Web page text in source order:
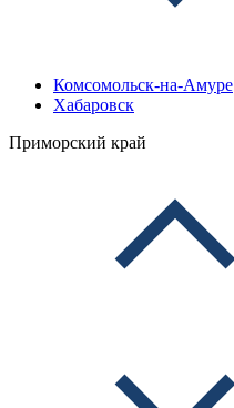
Комсомольск-на-Амуре
Хабаровск
Приморский край